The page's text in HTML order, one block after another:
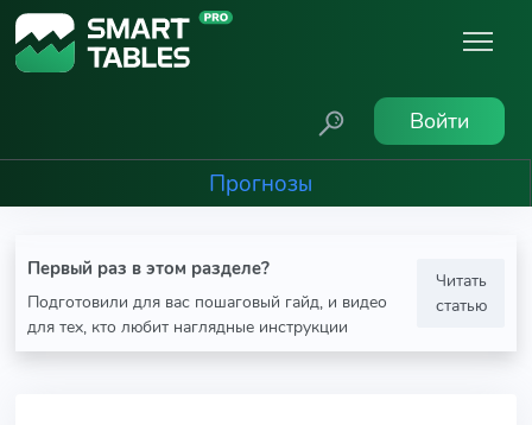
Войти
Прогнозы
Первый раз в этом разделе?
Подготовили для вас пошаговый гайд, и видео
для тех, кто любит наглядные инструкции
Читать
статью